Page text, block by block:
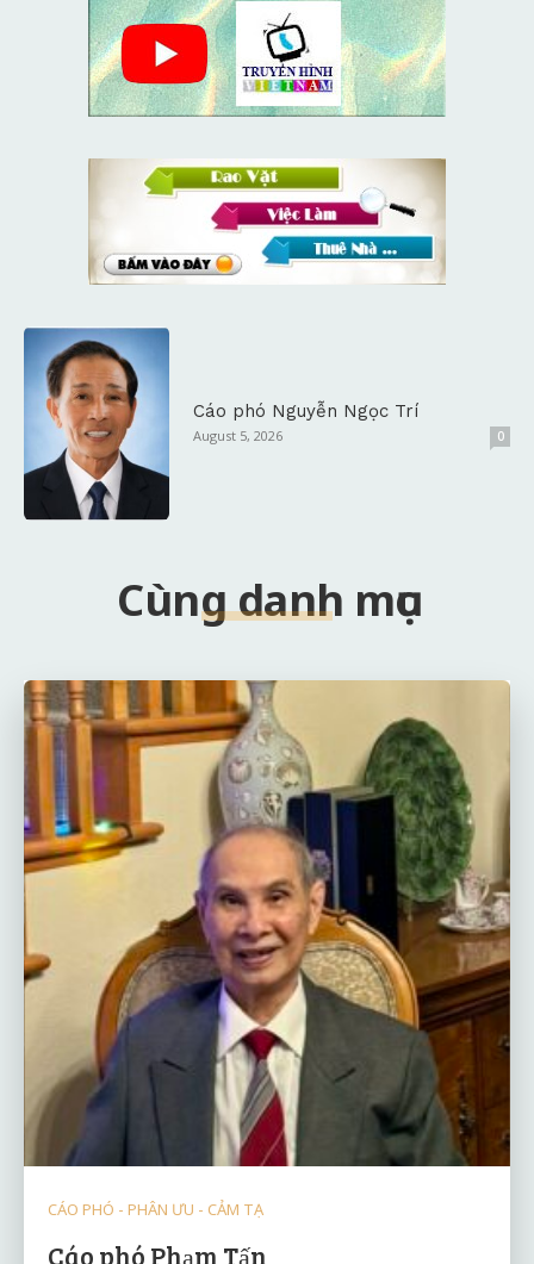
Cáo phó Nguyễn Ngọc Trí
August 5, 2026 0
Cùng danh mục
CÁO PHÓ - PHÂN ƯU - CẢM TẠ
Cáo phó Phạm Tấn